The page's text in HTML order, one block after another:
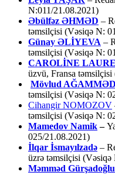
N:011/21.08.2021)
Əbülfəz ƏHMƏD –
təmsilçisi (Vəsiqə N:
Günay ƏLİYEVA –
təmsilçisi (Vəsiqə N:
CAROLİNE
üzvü, Fransa
Mövlud AĞAMMƏD
təmsilçisi (Vəsiqə N:
Cihangir NOMOZOV
təmsilçisi (Vəsiqə N:
Mamedov Namik–
025/21.08.2021)
İlqar İsmayılzadə –
üzrə təmsilçisi
Məmməd Gürşadoğlu